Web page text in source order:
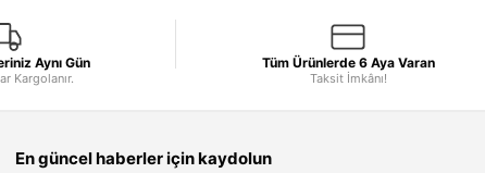
Aynı Gün
Kargolanır.
Tüm Ürünlerde 6 Aya Varan
Taksit İmkânı!
En güncel haberler için kaydolun